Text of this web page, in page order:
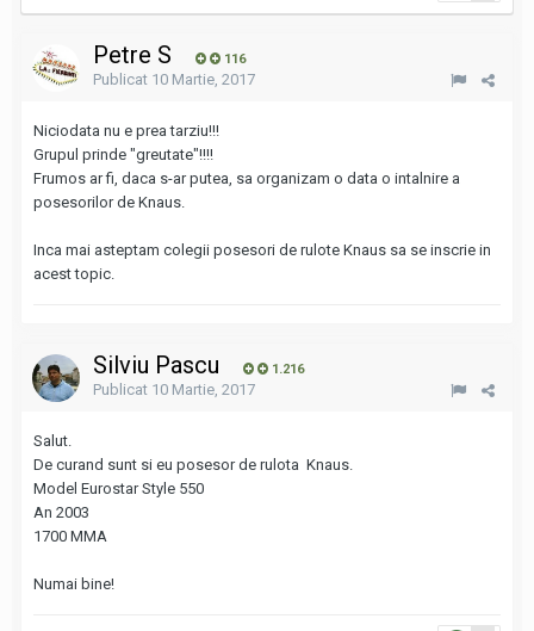
Petre S 116
Publicat 10 Martie, 2017
Niciodata nu e prea tarziu!!!
Grupul prinde "greutate"!!!!
Frumos ar fi, daca s-ar putea, sa organizam o data o intalnire a
posesorilor de Knaus.
Inca mai asteptam colegii posesori de rulote Knaus sa se inscrie in
acest topic.
Silviu Pascu 1.216
Publicat 10 Martie, 2017
Salut.
De curand sunt si eu posesor de rulota Knaus.
Model Eurostar Style 550
An 2003
1700 MMA
Numai bine!